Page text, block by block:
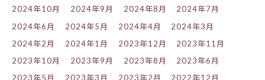
2024年10月
2024年9月 2024年8月
2024年7月
2024年6月
2024年5月 2024年4月
2024年3月
2024年2月
2024年1月 2023年12月
2023年11月
2023年10月
2023年9月 2023年8月
2023年6月
2023年5月
2023年3月 2023年2月
2022年12月